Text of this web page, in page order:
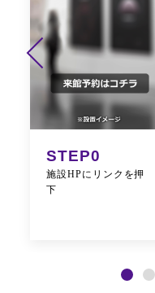
STEP0
施設HPにリンクを押
下